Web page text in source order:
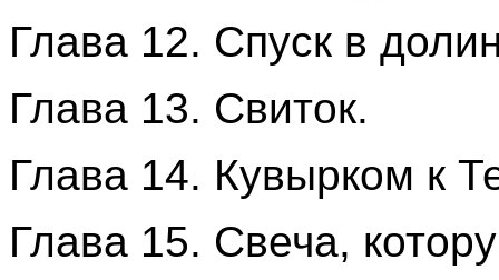
Глава 12. Спуск в
Глава 13. Свиток.
Глава 14. Кувырком к
Глава 15. Свеча,